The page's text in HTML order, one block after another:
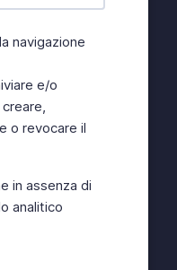
navigazione
e/o
o revocare il
in assenza di
analitico